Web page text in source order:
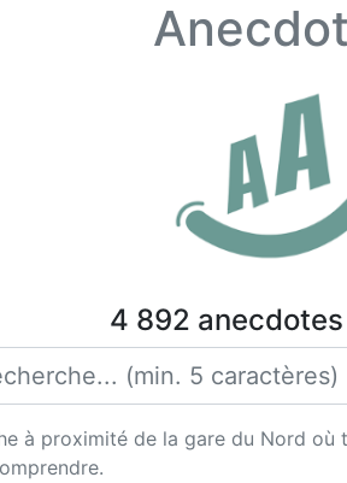
4 892
à proximité de la gare du Nord